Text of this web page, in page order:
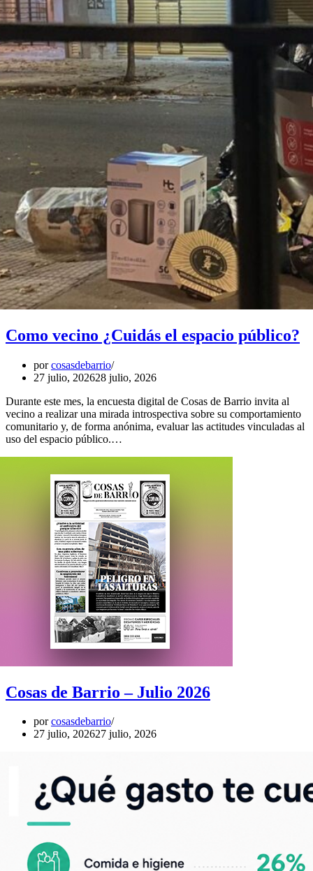
Como vecino ¿Cuidás el espacio público?
porcosasdebarrio
27 julio, 202628 julio, 2026
Durante este mes, la encuesta digital de Cosas de Barrio invita al
vecino a realizar una mirada introspectiva sobre su comportamiento
comunitario y, de forma anónima, evaluar las actitudes vinculadas al
uso del espacio público.…
Cosas de Barrio – Julio 2026
porcosasdebarrio
27 julio, 202627 julio, 2026